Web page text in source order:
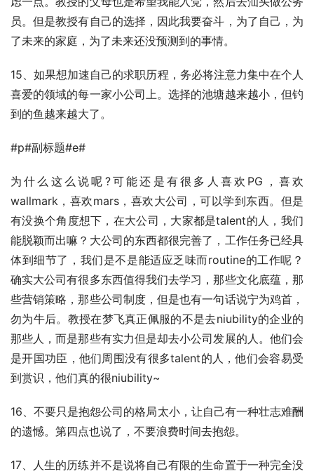
员。但是教授有自己的选择，因此我要奋斗，为了自己，为
了未来的家庭，为了未来还没预测到的事情。
15、如果想加速自己的求职历程，务必将注意力集中在个人
喜爱的领域的每一家小公司上。选择的池塘越来越小，但钓
到的鱼越来越大了。
#p#副标题#e#
为什么这么说呢?可能还是有很多人喜欢PG，喜欢
wallmark，喜欢mars，喜欢大公司，可以学到东西。但是
有没换个角度想下，在大公司，大家都是talent的人，我们
能脱颖而出嘛？大公司的东西都很完善了，工作任务已经具
体到细节了，我们是不是能适应乏味而routine的工作呢？
确实大公司有很多东西值得我们去学习，那些文化底蕴，那
些营销策略，那些公司制度，但是也有一句话说宁为鸡首，
勿为牛后。教授在梦飞真正佩服的不是去niubility的企业的
那些人，而是那些有实力但是却去小公司发展的人。他们会
是开国功臣，他们周围没有很多talent的人，他们会容易受
到赏识，他们真的很niubility~
16、不要只是抱怨公司的格局太小，让自己有一种壮志难酬
的遗憾。第四点也说了，不要浪费时间去抱怨。
17、人生的历练并不是说将自己有限的生命置于一种完全没